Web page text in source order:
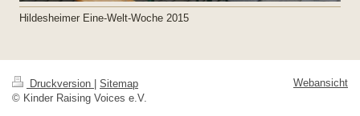
Hildesheimer Eine-Welt-Woche 2015
Druckversion
Sitemap
© Kinder Raising Voices e.V.
Webansicht